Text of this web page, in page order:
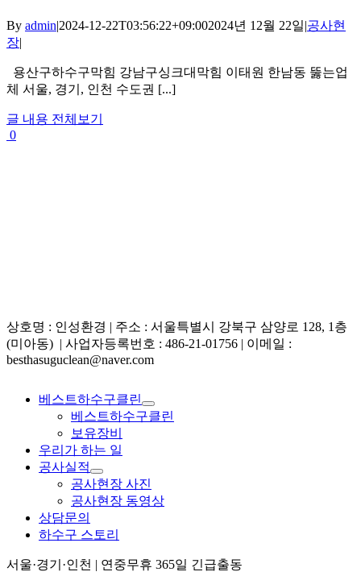
By admin|2024-12-22T03:56:22+09:002024년 12월 22일|공사현
장|
용산구하수구막힘 강남구싱크대막힘 이태원 한남동 뚫는업
체 서울, 경기, 인천 수도권 [...]
글 내용 전체보기
0
상호명 : 인성환경 | 주소 : 서울특별시 강북구 삼양로 128, 1층
(미아동) | 사업자등록번호 : 486-21-01756 | 이메일 :
besthasuguclean@naver.com
베스트하수구클린
베스트하수구클린
보유장비
우리가 하는 일
공사실적
공사현장 사진
공사현장 동영상
상담문의
하수구 스토리
서울·경기·인천 | 연중무휴 365일 긴급출동